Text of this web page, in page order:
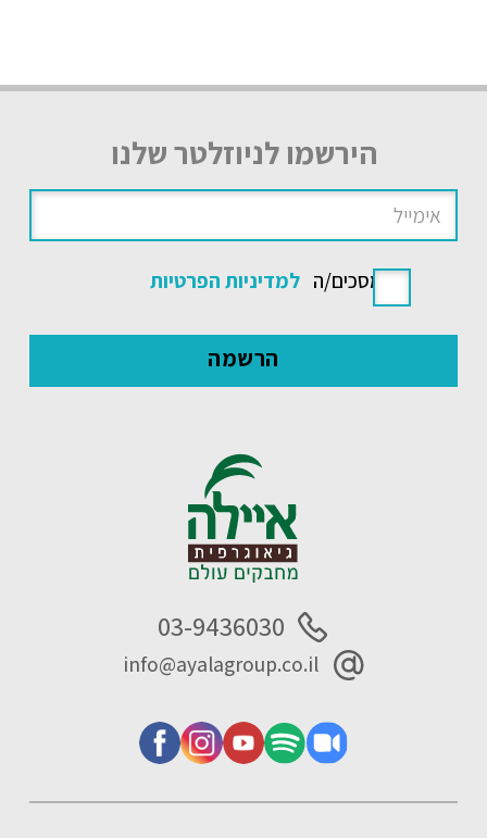
הירשמו לניוזלטר שלנו
אני מסכים/ה למדיניות הפרטיות
03-9436030
info@ayalagroup.co.il